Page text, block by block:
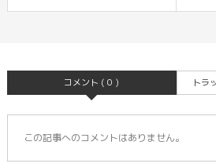
コメント ( 0 ) トラ
この記事へのコメントはありません。